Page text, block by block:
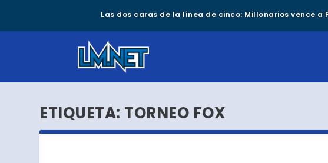
Las dos caras de la línea de cinco: Millonarios vence a
ETIQUETA: TORNEO FOX